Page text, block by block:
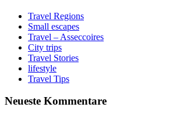
Travel Regions
Small escapes
Travel – Asseccoires
City trips
Travel Stories
lifestyle
Travel Tips
Neueste Kommentare